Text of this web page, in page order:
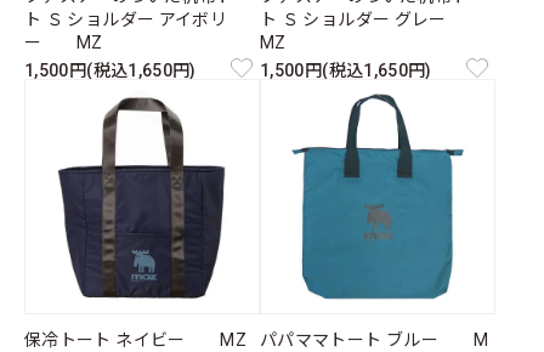
ト Ｓ ショルダー アイボリ
ー MZ
1,500円(税込1,650円)
ト Ｓ ショルダー グレー
MZ
1,500円(税込1,650円)
保冷トート ネイビー MZ
パパママトート ブルー M